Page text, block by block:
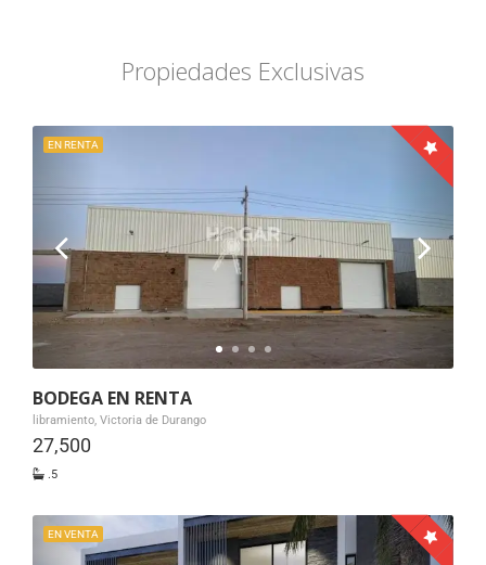
Propiedades Exclusivas
EN RENTA
BODEGA EN RENTA
libramiento, Victoria de Durango
27,500
.5
EN VENTA